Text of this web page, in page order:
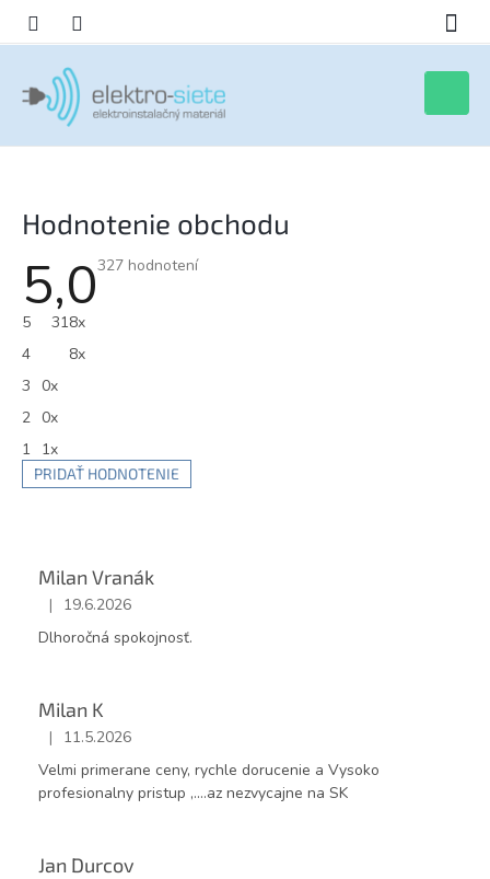
obsah
košík
Hodnotenie obchodu
5,0Priemerné
327 hodnotení
5
318x
4
8x
3 0x
2 0x
1
1x
PRIDAŤ HODNOTENIE
Milan Vranák
Hodnotenie obchodu je 5 z 5 hviezdičiek.
|
19.6.2026
Dlhoročná spokojnosť.
Milan K
Hodnotenie obchodu je 5 z 5 hviezdičiek.
|
11.5.2026
Velmi primerane ceny, rychle dorucenie a Vysoko
profesionalny pristup ,....az nezvycajne na SK
Jan Durcov